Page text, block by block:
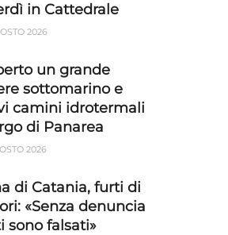
in Cattedrale
2026
un grande
sottomarino e
camini idrotermali
di Panarea
2026
di Catania, furti di
«Senza denuncia
sono falsati»